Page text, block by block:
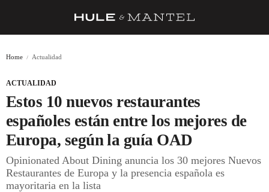
BARRAS Y ESTRELLAS
DÓNDE COMER
ÍDOLOS DE MESAS
CUADERNO DE VIAJE
Home Actualidad
ACTUALIDAD
Estos 10 nuevos restaurantes
españoles están entre los mejores de
Europa, según la guía OAD
Opinionated About Dining anuncia los 30 mejores Nuevos
Restaurantes de Europa y la presencia española es
mayoritaria en la lista